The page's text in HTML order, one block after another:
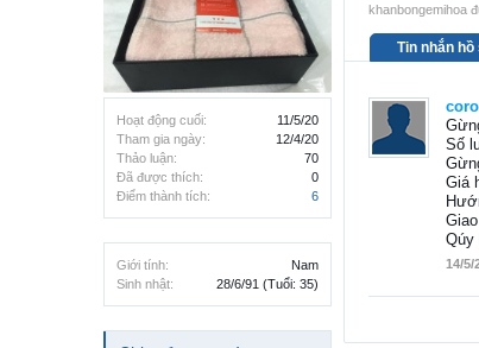
Hoạt động cuối:
11/5/20
Tham gia ngày:
12/4/20
Thảo luận:
70
Đã được thích:
0
Điểm thành tích:
6
Giới tính:
Nam
Sinh nhật:
28/6/91 (Tuổi: 35)
khanbongemihoa
Tin nhắn
Số
Giá
Qúy
14/5/